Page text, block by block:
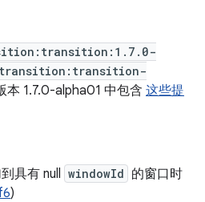
本 1.7.0-alpha01 中包含 这些提
具有 null windowId 的窗口时
)